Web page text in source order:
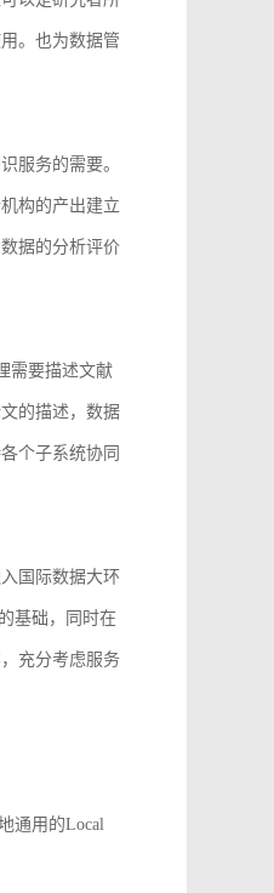
。也为数据管
服务的需要。
构的产出建立
据的分析评价
需要描述文献
的描述，数据
个子系统协同
国际数据大环
基础，同时在
充分考虑服务
通用的Local